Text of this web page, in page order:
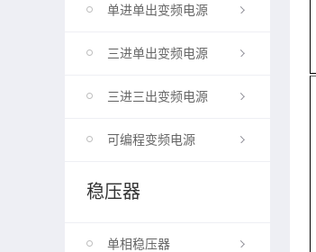
单进单出变频电源
三进单出变频电源
三进三出变频电源
可编程变频电源
稳压器
单相稳压器